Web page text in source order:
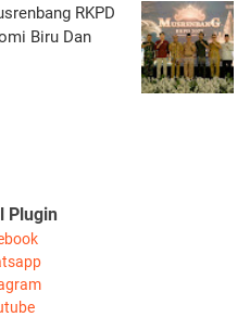
RKPD
Biru Dan
Plugin